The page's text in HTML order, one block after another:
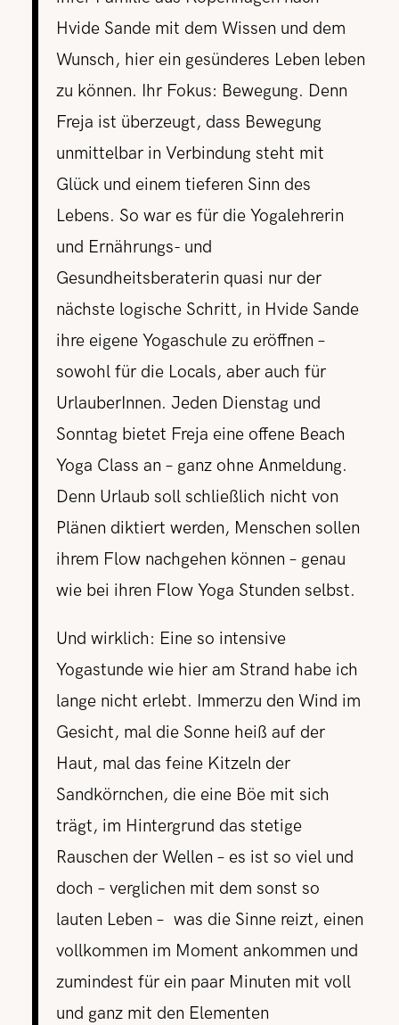
Hvide Sande mit dem Wissen und dem
Wunsch, hier ein gesünderes Leben leben
zu können. Ihr Fokus: Bewegung. Denn
Freja ist überzeugt, dass Bewegung
unmittelbar in Verbindung steht mit
Glück und einem tieferen Sinn des
Lebens. So war es für die Yogalehrerin
und Ernährungs- und
Gesundheitsberaterin quasi nur der
nächste logische Schritt, in Hvide Sande
ihre eigene Yogaschule zu eröffnen –
sowohl für die Locals, aber auch für
UrlauberInnen. Jeden Dienstag und
Sonntag bietet Freja eine offene Beach
Yoga Class an – ganz ohne Anmeldung.
Denn Urlaub soll schließlich nicht von
Plänen diktiert werden, Menschen sollen
ihrem Flow nachgehen können – genau
wie bei ihren Flow Yoga Stunden selbst.
Und wirklich: Eine so intensive
Yogastunde wie hier am Strand habe ich
lange nicht erlebt. Immerzu den Wind im
Gesicht, mal die Sonne heiß auf der
Haut, mal das feine Kitzeln der
Sandkörnchen, die eine Böe mit sich
trägt, im Hintergrund das stetige
Rauschen der Wellen – es ist so viel und
doch – verglichen mit dem sonst so
lauten Leben – was die Sinne reizt, einen
vollkommen im Moment ankommen und
zumindest für ein paar Minuten mit voll
und ganz mit den Elementen